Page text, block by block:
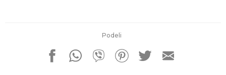
Podeli
Pišite nam
office@kitcommerce.rs